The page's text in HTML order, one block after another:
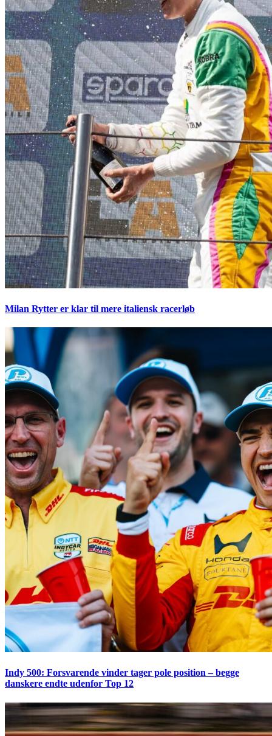
Milan Rytter er klar til mere italiensk racerløb
Indy 500: Forsvarende vinder tager pole position – begge
danskere endte udenfor Top 12